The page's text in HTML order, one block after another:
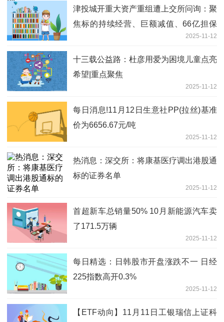
津投城开重大资产重组遭上交所问询：聚
焦标的持续经营、巨额减值、66亿担保
2025-11-12
十三载公益路：杜彦用爱为困境儿童点亮
希望|重点聚焦
2025-11-12
每日消息!11月12日生意社PP(拉丝)基准
价为6656.67元/吨
2025-11-12
热消息：深交所：将康基医疗调出港股通
标的证券名单
2025-11-12
首超新车总销量50% 10月新能源汽车卖
了171.5万辆
2025-11-12
每日精选：日韩股市开盘涨跌不一 日经
225指数高开0.3%
2025-11-12
【ETF动向】11月11日工银瑞信上证科